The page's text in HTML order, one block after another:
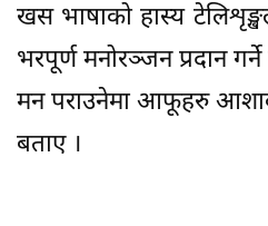
खस भाषाको हास्य
भरपूर्ण मनोरञ्जन प्रदान
मन पराउनेमा आफूहरु
बताए ।